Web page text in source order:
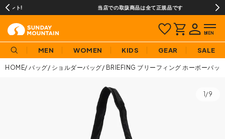
当店での取扱商品は全て正規品です
MEN WOMEN KIDS GEAR SALE
HOME バッグ ショルダーバッグ BRIEFING ブリーフィング ホーボーバッ
1/9